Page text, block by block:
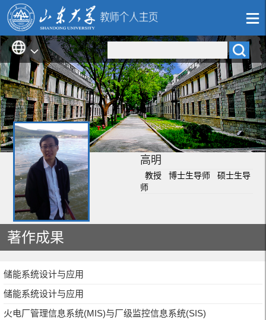
高明
教授 博士生导师 硕士生导
师
著作成果
储能系统设计与应用
储能系统设计与应用
火电厂管理信息系统(MIS)与厂级监控信息系统(SIS)